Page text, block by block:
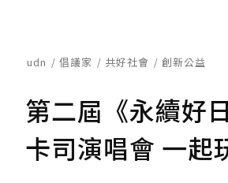
udn 倡議家 共好社會 創新公益
第二屆《永續好
卡司演唱會 一起